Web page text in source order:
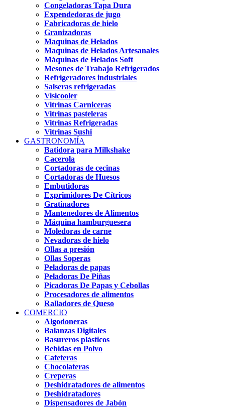
Congeladoras Tapa Dura
Expendedoras de jugo
Fabricadoras de hielo
Granizadoras
Maquinas de Helados
Maquinas de Helados Artesanales
Máquinas de Helados Soft
Mesones de Trabajo Refrigerados
Refrigeradores industriales
Salseras refrigeradas
Visicooler
Vitrinas Carniceras
Vitrinas pasteleras
Vitrinas Refrigeradas
Vitrinas Sushi
GASTRONOMÍA
Batidora para Milkshake
Cacerola
Cortadoras de cecinas
Cortadoras de Huesos
Embutidoras
Exprimidores De Cítricos
Gratinadores
Mantenedores de Alimentos
Máquina hamburguesera
Moledoras de carne
Nevadoras de hielo
Ollas a presión
Ollas Soperas
Peladoras de papas
Peladoras De Piñas
Picadoras De Papas y Cebollas
Procesadores de alimentos
Ralladores de Queso
COMERCIO
Algodoneras
Balanzas Digitales
Basureros plásticos
Bebidas en Polvo
Cafeteras
Chocolateras
Creperas
Deshidratadores de alimentos
Deshidratadores
Dispensadores de Jabón